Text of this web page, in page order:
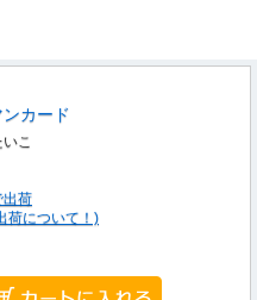
カード
こ
出荷
荷について！)